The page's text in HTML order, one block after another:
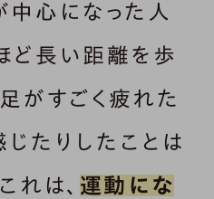
中心になった人
ど長い距離を歩
がすごく疲れた
じたりしたことは
れは、 運動にな